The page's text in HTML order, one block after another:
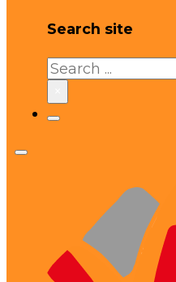
Search site
Search